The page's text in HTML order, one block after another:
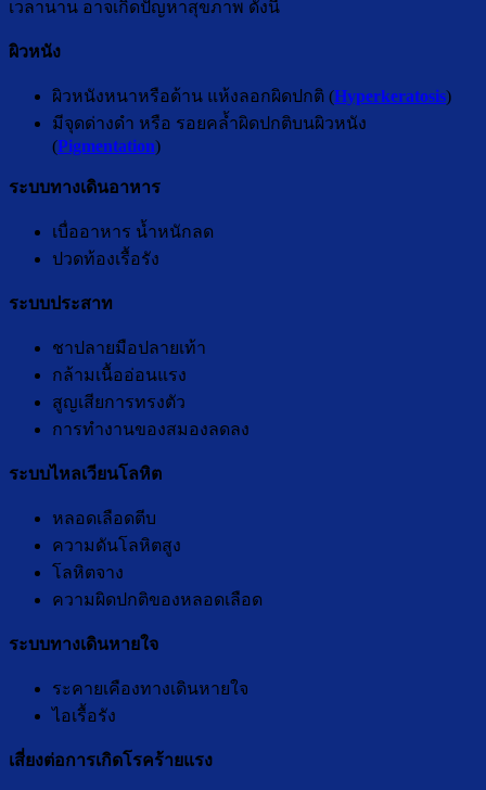
เวลานาน อาจเกิดปัญหาสุขภาพ ดังนี้
ผิวหนัง
ผิวหนังหนาหรือด้าน แห้งลอกผิดปกติ (Hyperkeratosis)
มีจุดด่างดำ หรือ รอยคล้ำผิดปกติบนผิวหนัง
(Pigmentation)
ระบบทางเดินอาหาร
เบื่ออาหาร น้ำหนักลด
ปวดท้องเรื้อรัง
ระบบประสาท
ชาปลายมือปลายเท้า
กล้ามเนื้ออ่อนแรง
สูญเสียการทรงตัว
การทำงานของสมองลดลง
ระบบไหลเวียนโลหิต
หลอดเลือดตีบ
ความดันโลหิตสูง
โลหิตจาง
ความผิดปกติของหลอดเลือด
ระบบทางเดินหายใจ
ระคายเคืองทางเดินหายใจ
ไอเรื้อรัง
เสี่ยงต่อการเกิดโรคร้ายแรง